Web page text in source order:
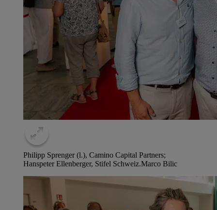
Philipp Sprenger (l.), Camino ­Capital Partners;
Hanspeter ­Ellenberger, Stifel Schweiz.Marco Bilic